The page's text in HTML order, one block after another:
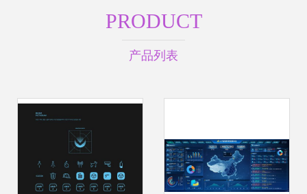
PRODUCT
产品列表